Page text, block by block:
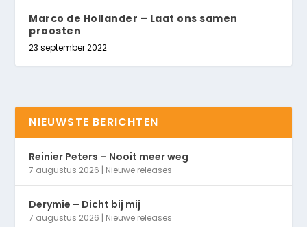
Marco de Hollander – Laat ons samen
proosten
23 september 2022
NIEUWSTE BERICHTEN
Reinier Peters – Nooit meer weg
7 augustus 2026 | Nieuwe releases
Derymie – Dicht bij mij
7 augustus 2026 | Nieuwe releases